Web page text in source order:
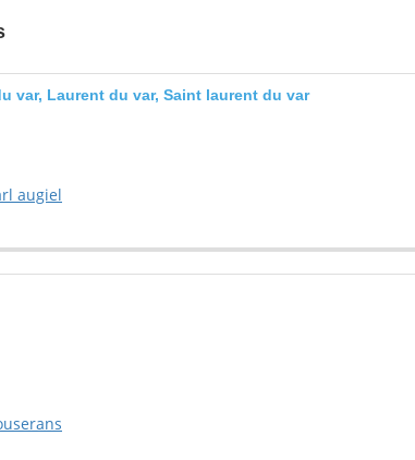
var, Laurent du var, Saint laurent du var
augiel